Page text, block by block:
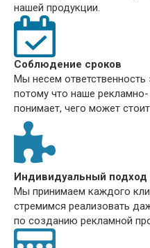
нашей продукции.
Соблюдение сроков
Мы несем ответственность
потому что наше рекламно-
понимает, чего может
Индивидуальный подход
Мы принимаем каждого
стремимся реализовать
по созданию рекламной